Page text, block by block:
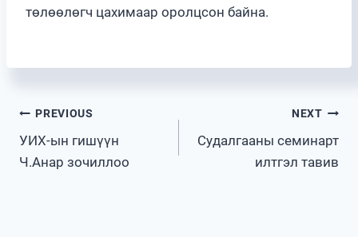
төлөөлөгч цахимаар оролцсон байна.
Post
navigation
PREVIOUS
УИХ-ын гишүүн
Ч.Анар зочиллоо
NEXT
Судалгааны семинарт
илтгэл тавив